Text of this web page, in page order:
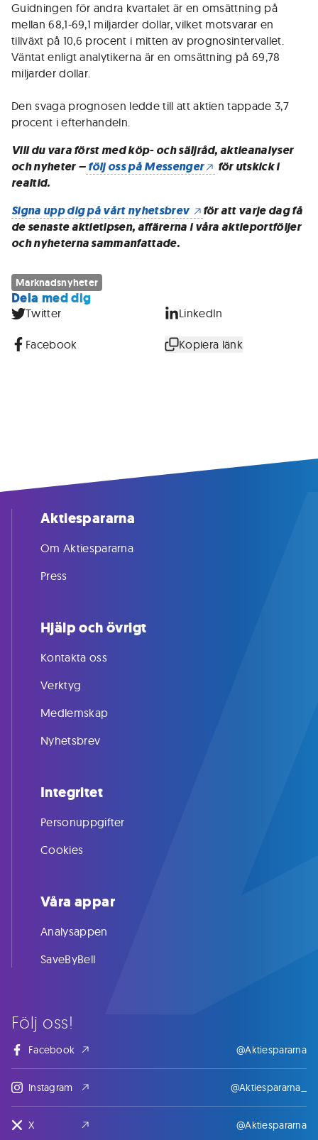
Guidningen för andra kvartalet är en omsättning på
mellan 68,1-69,1 miljarder dollar, vilket motsvarar en
tillväxt på 10,6 procent i mitten av prognosintervallet.
Väntat enligt analytikerna är en omsättning på 69,78
miljarder dollar.
Den svaga prognosen ledde till att aktien tappade 3,7
procent i efterhandeln.
Vill du vara först med köp- och säljråd, aktieanalyser
och nyheter –följ oss på Messenger
för utskick i
realtid.
Signa upp dig på vårt nyhetsbrev
för att varje dag få
de senaste aktietipsen, affärerna i våra aktieportföljer
och nyheterna sammanfattade.
Marknadsnyheter
Dela med dig
Twitter LinkedIn
Facebook Kopiera länk
Följ oss!
Facebook @Aktiespararna
Instagram @Aktiespararna_
X @Aktiespararna
Aktiespararna
Om Aktiespararna
Press
Hjälp och övrigt
Kontakta oss
Verktyg
Medlemskap
Nyhetsbrev
Integritet
Personuppgifter
Cookies
Våra appar
Analysappen
SaveByBell